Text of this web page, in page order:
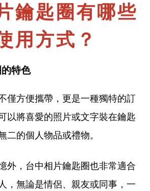
鑰匙圈有哪些
用方式？
特色
僅方便攜帶，更是一種獨特的訂
以將喜愛的照片或文字裝在鑰匙
二的個人物品或禮物。
外，台中相片鑰匙圈也非常適合
，無論是情侶、親友或同事，一